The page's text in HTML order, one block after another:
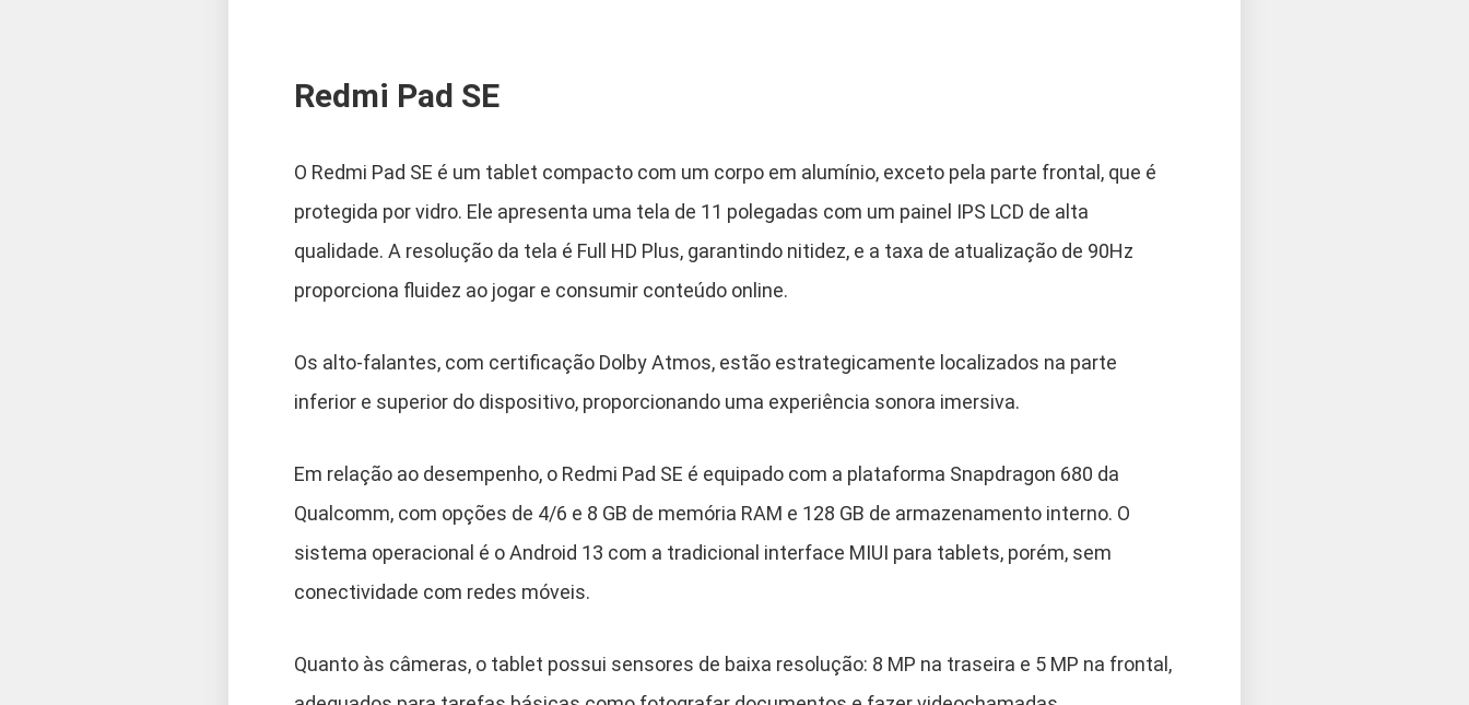
Redmi Pad SE
O Redmi Pad SE é um tablet compacto com um corpo em alumínio, exceto pela parte frontal, que é
protegida por vidro. Ele apresenta uma tela de 11 polegadas com um painel IPS LCD de alta
qualidade. A resolução da tela é Full HD Plus, garantindo nitidez, e a taxa de atualização de 90Hz
proporciona fluidez ao jogar e consumir conteúdo online.
Os alto-falantes, com certificação Dolby Atmos, estão estrategicamente localizados na parte
inferior e superior do dispositivo, proporcionando uma experiência sonora imersiva.
Em relação ao desempenho, o Redmi Pad SE é equipado com a plataforma Snapdragon 680 da
Qualcomm, com opções de 4/6 e 8 GB de memória RAM e 128 GB de armazenamento interno. O
sistema operacional é o Android 13 com a tradicional interface MIUI para tablets, porém, sem
conectividade com redes móveis.
Quanto às câmeras, o tablet possui sensores de baixa resolução: 8 MP na traseira e 5 MP na frontal,